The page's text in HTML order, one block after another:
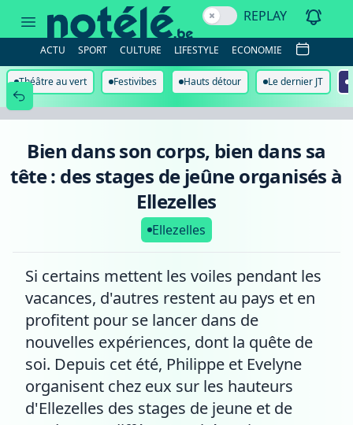
dans
sa
tête
:
des
organisés
REPLAY
ACTU SPORT CULTURE LIFESTYLE ECONOMIE
Théâtre au vert Festivibes Hauts détour Le dernier JT
Bien dans son corps, bien dans sa
tête : des stages de jeûne organisés à
Ellezelles
Ellezelles
Si certains mettent les voiles pendant les
vacances, d'autres restent au pays et en
profitent pour se lancer dans de
nouvelles expériences, dont la quête de
soi. Depuis cet été, Philippe et Evelyne
organisent chez eux sur les hauteurs
d'Ellezelles des stages de jeune et de